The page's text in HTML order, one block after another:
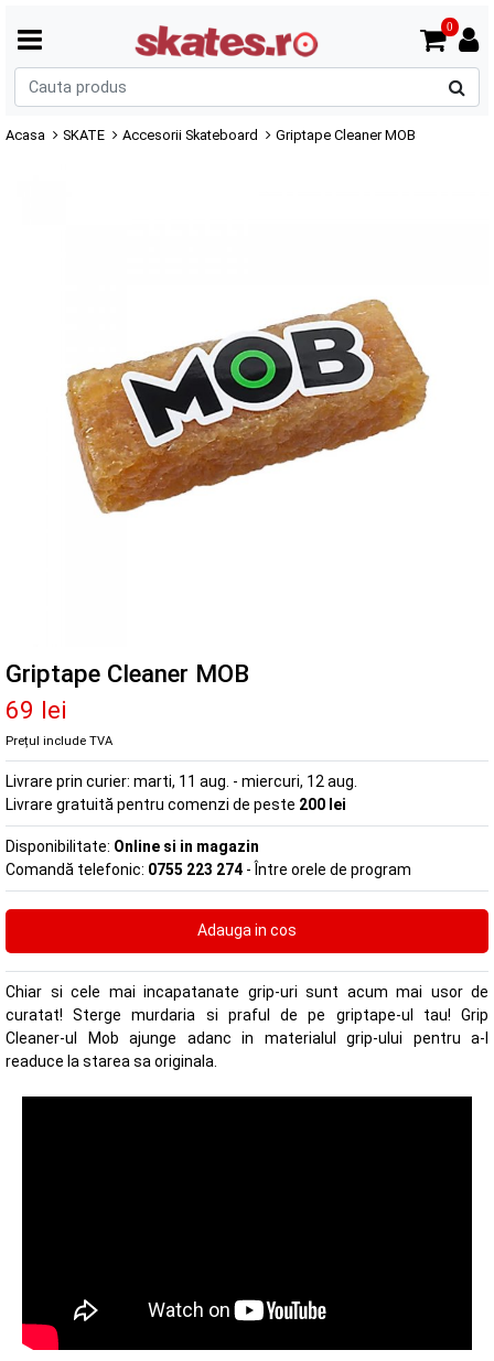
0
Acasa SKATE Accesorii Skateboard Griptape Cleaner MOB
Griptape Cleaner MOB
69 lei
Prețul include TVA
Livrare prin curier: marti, 11 aug. - miercuri, 12 aug.
Livrare gratuită pentru comenzi de peste 200 lei
Disponibilitate: Online si in magazin
Comandă telefonic: 0755 223 274 - Între orele de program
Chiar si cele mai incapatanate grip-uri sunt acum mai usor de
curatat! Sterge murdaria si praful de pe griptape-ul tau! Grip
Cleaner-ul Mob ajunge adanc in materialul grip-ului pentru a-l
readuce la starea sa originala.